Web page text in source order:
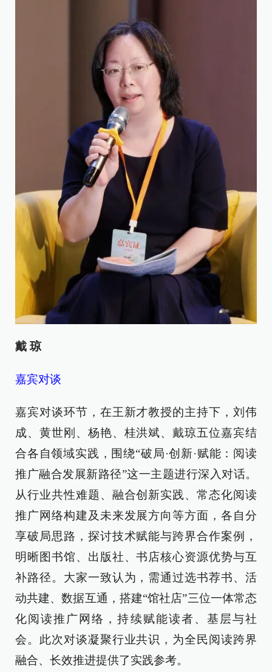
戴 琼
嘉宾对谈
嘉宾对谈环节，在王新才教授的主持下，刘伟
成、黄世刚、杨艳、桂洪斌、戴琼五位嘉宾结
合各自领域实践，围绕“破局·创新·赋能：阅读
推广融合发展新路径”这一主题进行深入对话。
从行业共性难题、融合创新实践、常态化阅读
推广网络构建及未来发展方向等方面，各自分
享破局思路，探讨技术赋能与跨界合作案例，
明晰图书馆、出版社、书店核心资源优势与互
补路径。大家一致认为，需通过选书荐书、活
动共建、数据互通，搭建“馆社店”三位一体常态
化阅读推广网络，持续赋能读者、基层与社
会。此次对谈凝聚行业共识，为全民阅读跨界
融合、长效推进提供了实践参考。